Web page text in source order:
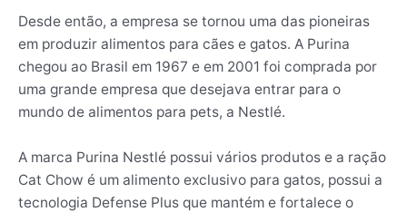
Desde então, a empresa se tornou uma das pioneiras
em produzir alimentos para cães e gatos. A Purina
chegou ao Brasil em 1967 e em 2001 foi comprada por
uma grande empresa que desejava entrar para o
mundo de alimentos para pets, a Nestlé.
A marca Purina Nestlé possui vários produtos e a ração
Cat Chow é um alimento exclusivo para gatos, possui a
tecnologia Defense Plus que mantém e fortalece o